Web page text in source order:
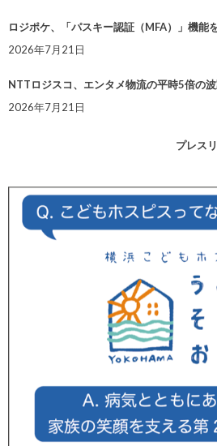
ロジポケ、「パスキー認証（MFA）」機能
2026年7月21日
NTTロジスコ、エンタメ物流の平時5倍の
2026年7月21日
プレス